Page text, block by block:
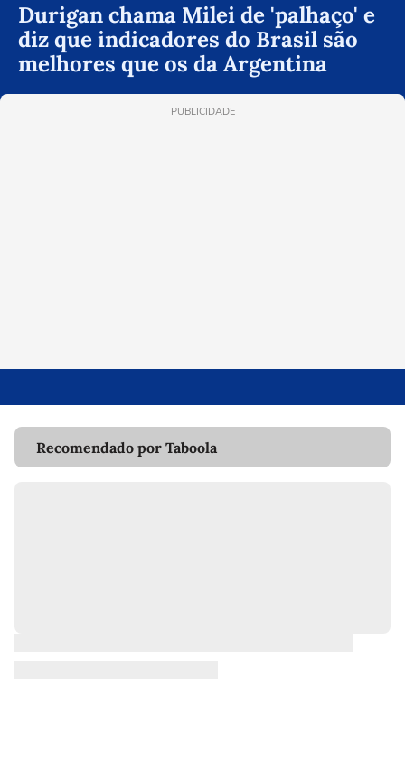
Durigan chama Milei de 'palhaço' e
diz que indicadores do Brasil são
melhores que os da Argentina
PUBLICIDADE
Recomendado por Taboola